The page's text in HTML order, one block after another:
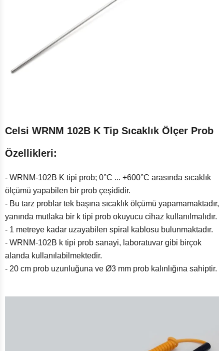
Celsi WRNM 102B K Tip Sıcaklık Ölçer Prob
Özellikleri:
- WRNM-102B K tipi prob; 0°C ... +600°C arasında sıcaklık
ölçümü yapabilen bir prob çeşididir.
- Bu tarz problar tek başına sıcaklık ölçümü yapamamaktadır,
yanında mutlaka bir k tipi prob okuyucu cihaz kullanılmalıdır.
- 1 metreye kadar uzayabilen spiral kablosu bulunmaktadır.
- WRNM-102B k tipi prob sanayi, laboratuvar gibi birçok
alanda kullanılabilmektedir.
- 20 cm prob uzunluğuna ve Ø3 mm prob kalınlığına sahiptir.